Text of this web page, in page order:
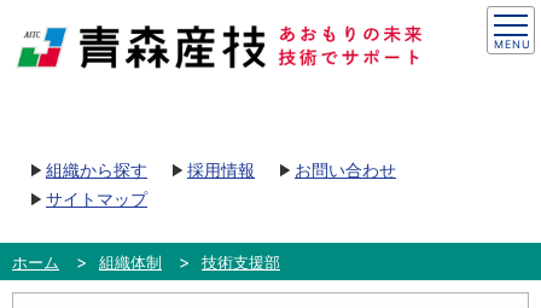
組織から探す 採用情報
お問い合わせ
サイトマップ
ホーム 組織体制 技術支援部